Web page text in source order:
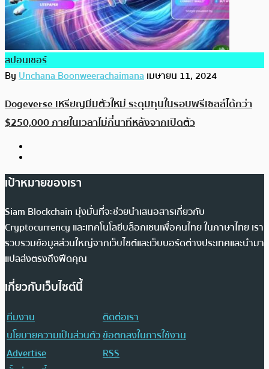
สปอนเซอร์
ByUnchana Boonweerachaimanaเมษายน 11, 2024
Dogeverse เหรียญมีมตัวใหม่ ระดุมทุนในรอบพรีเซลล์ได้กว่า
$250,000 ภายในเวลาไม่กี่นาทีหลังจากเปิดตัว
เป้าหมายของเรา
Siam Blockchain มุ่งมั่นที่จะช่วยนำเสนอสารเกี่ยวกับ
Cryptocurrency และเทคโนโลยีบล็อกเชนเพื่อคนไทย ในภาษาไทย เรา
รวบรวมข้อมูลส่วนใหญ่จากเว็บไซต์และเว็บบอร์ดต่างประเทศและนำมา
แปลส่งตรงถึงฟีดคุณ
เกี่ยวกับเว็บไซต์นี้
ทีมงาน
ติดต่อเรา
นโยบายความเป็นส่วนตัวข้อตกลงในการใช้งาน
Advertise
RSS